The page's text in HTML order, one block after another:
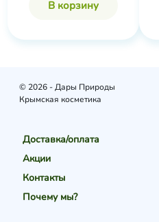
В корзину
© 2026 - Дары Природы
Крымская косметика
Доставка/оплата
Акции
Контакты
Почему мы?